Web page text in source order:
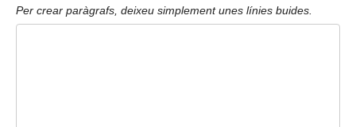
Per crear paràgrafs, deixeu simplement unes línies buides.